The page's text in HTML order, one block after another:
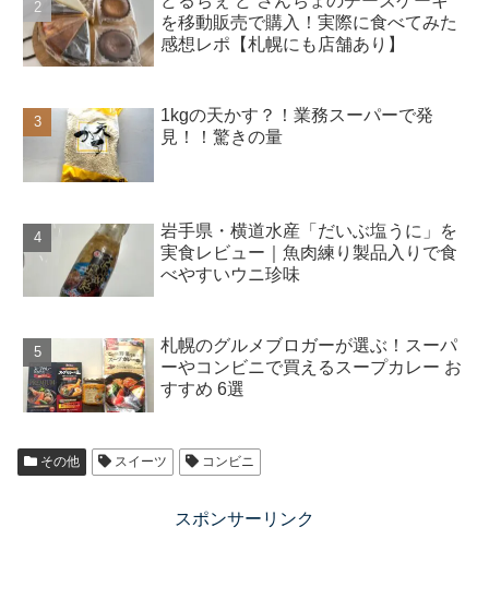
を移動販売で購入！実際に食べてみた
感想レポ【札幌にも店舗あり】
1kgの天かす？！業務スーパーで発
見！！驚きの量
岩手県・横道水産「だいぶ塩うに」を
実食レビュー｜魚肉練り製品入りで食
べやすいウニ珍味
札幌のグルメブロガーが選ぶ！スーパ
ーやコンビニで買えるスープカレー お
すすめ 6選
その他 スイーツ コンビニ
スポンサーリンク